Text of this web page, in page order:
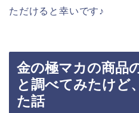
ただけると幸いです♪
金の極マカの商品
と調べてみたけど
た話